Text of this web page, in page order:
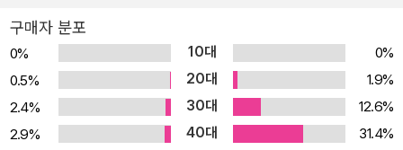
동안의 슬럼프 후에 김수용 감독의 <산불>(67)과 <만선>(67)의 연
기를 통해 대종상등을 수상하며 재기에 성공했다. “만인의 애인이자
어머니”였던 주증녀는 70년대 중반 뇌종양에 걸려 시한부인생을 살
때 “낙화된 벚꽃을 달래듯” 스스로를 달래며 살고 있다고 토로하였
다. 하지만 그의 모습은 ‘스크린의 벚꽃’으로 항상 우리 곁에 남아 있
구매자 분포
0% 10대
0%
0.5%
20대
1.9%
2.4%
30대
12.6%
2.9%
40대
31.4%